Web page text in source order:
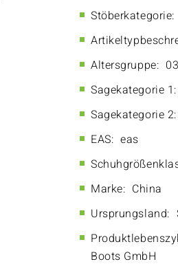
Stöberkategorie:
Altersgruppe:
Sagekategorie 1:
Sagekategorie 2:
EAS: eas
Marke: China
Ursprungsland:
Boots GmbH